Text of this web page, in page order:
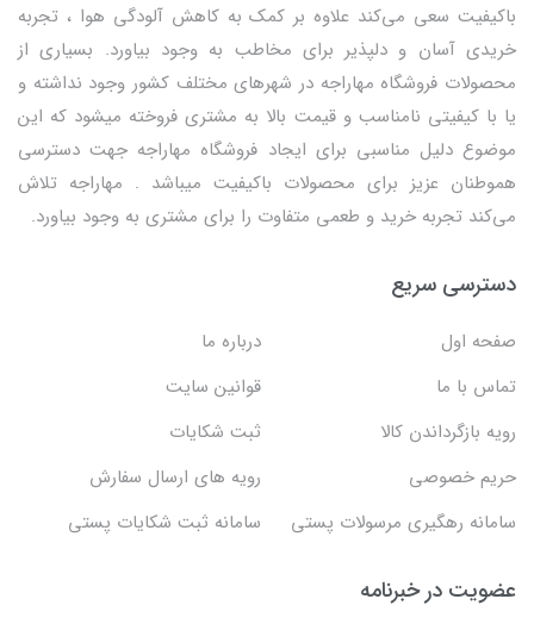
باکیفیت سعی می‌کند علاوه بر کمک به کاهش آلودگی هوا ، تجربه
خریدی آسان و دلپذیر برای مخاطب به وجود بیاورد. بسیاری از
محصولات فروشگاه مهاراجه در شهرهای مختلف کشور وجود نداشته و
یا با کیفیتی نامناسب و قیمت بالا به مشتری فروخته میشود که این
موضوع دلیل مناسبی برای ایجاد فروشگاه مهاراجه جهت دسترسی
هموطنان عزیز برای محصولات باکیفیت میباشد . مهاراجه تلاش
می‌کند تجربه خرید و طعمی متفاوت را برای مشتری به وجود بیاورد.
دسترسی سریع
صفحه اول
درباره ما
تماس با ما
قوانین سایت
رویه بازگرداندن کالا
ثبت شکایات
حریم خصوصی
رویه های ارسال سفارش
سامانه رهگیری مرسولات پستی
سامانه ثبت شکایات پستی
عضویت در خبرنامه